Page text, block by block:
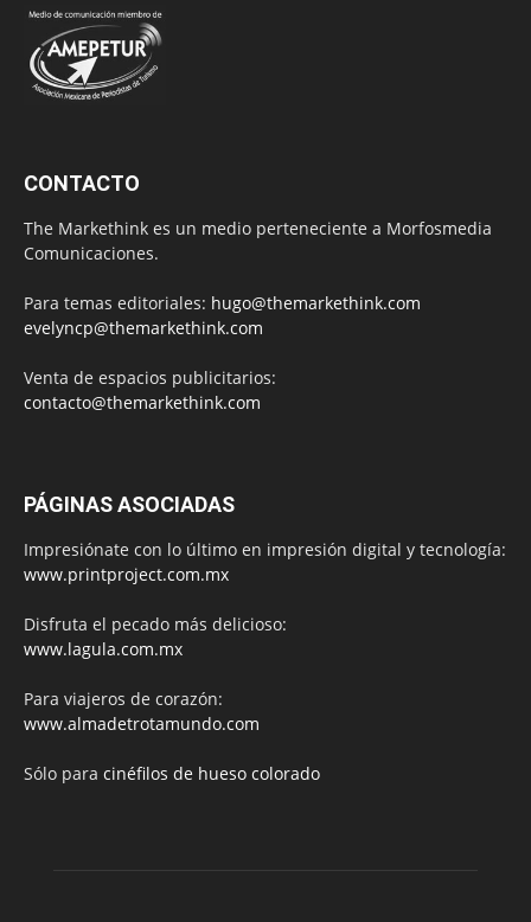
CONTACTO
The Markethink es un medio perteneciente a Morfosmedia
Comunicaciones.
Para temas editoriales: hugo@themarkethink.com
evelyncp@themarkethink.com
Venta de espacios publicitarios:
contacto@themarkethink.com
PÁGINAS ASOCIADAS
Impresiónate con lo último en impresión digital y tecnología:
www.printproject.com.mx
Disfruta el pecado más delicioso:
www.lagula.com.mx
Para viajeros de corazón:
www.almadetrotamundo.com
Sólo para cinéfilos de hueso colorado